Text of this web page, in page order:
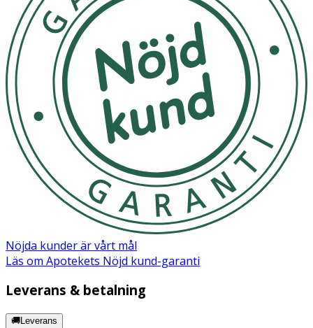
1 test
Nöjda kunder är vårt mål
Läs om Apotekets Nöjd kund-garanti
Leverans & betalning
🚚Leverans